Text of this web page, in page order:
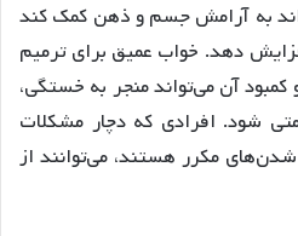
به آرامش جسم و ذهن کمک کند
دهد. خواب عمیق برای ترمیم
آن می‌تواند منجر به خستگی،
شود. افرادی که دچار مشکلات
شدن‌های مکرر هستند، می‌توانند از